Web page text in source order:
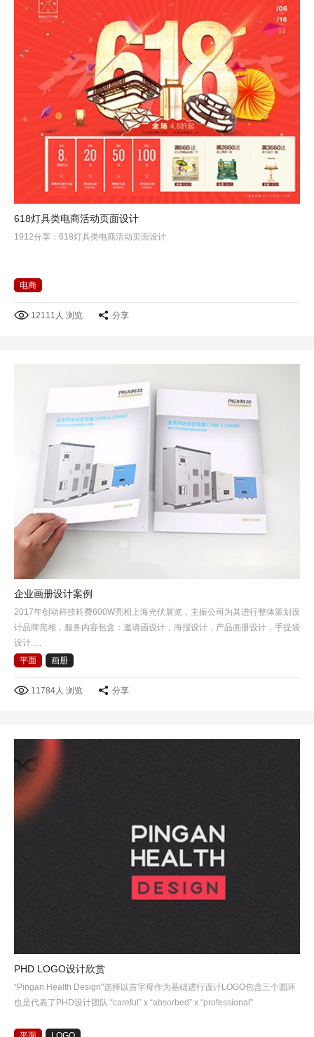
618灯具类电商活动页面设计
1912分享：618灯具类电商活动页面设计
电商
12111人 浏览 分享
企业画册设计案例
2017年创动科技耗费600W亮相上海光伏展览，主振公司为其进行整体策划设
计品牌亮相，服务内容包含：邀请函设计，海报设计，产品画册设计，手提袋
设计.....
平面
画册
11784人 浏览 分享
PHD LOGO设计欣赏
“Pingan Health Design"选择以首字母作为基础进行设计LOGO包含三个圆环
也是代表了PHD设计团队 “careful” x “absorbed” x “professional”